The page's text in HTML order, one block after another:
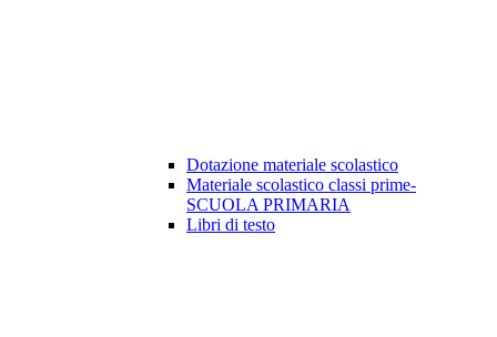
Dotazione materiale scolastico
Materiale scolastico classi prime-
SCUOLA PRIMARIA
Libri di testo